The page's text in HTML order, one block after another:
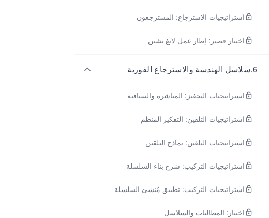
استراتيجيات الاسترجاع: المسترجعون
اختبار قصير: إطار عمل لانغ تشين
6
.سلاسل الهندسة والاسترجاع الفورية
استراتيجيات التحفيز: المباشرة والسياقية
استراتيجيات التلقين: التفكير المنظم
استراتيجيات التلقين: نماذج التلقين
استراتيجيات التركيب: شرح بناء السلسلة
استراتيجيات التركيب: تطبيق مُنشئ السلسلة
اختبار: المطالبات والسلاسل